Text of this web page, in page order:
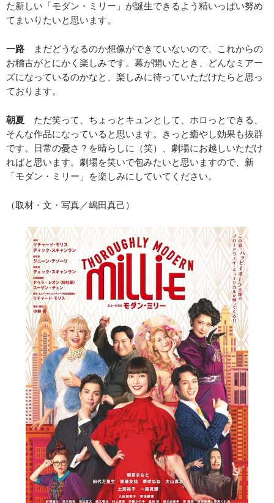
た新しい「モダン・ミリー」が誕生できるよう精いっぱい努め
てまいりたいと思います。
一路 まだどうなるのか想像ができていないので、これからの
お稽古がとにかく楽しみです。幕が開いたとき、どんなミアー
ズになっているのかなと、楽しみに待っていただけたらと思っ
ております。
朝夏 ただ笑って、ちょっとキュンとして、ホロっとできる、
そんな作品になっていると思います。きっと癒やし効果も抜群
です。日常の憂さ？を晴らしに（笑）、劇場にお越しいただけ
ればと思います。劇場を笑いで包みたいと思いますので、新
「モダン・ミリー」を楽しみにしていてください。
（取材・文・写真／嶋田真己）